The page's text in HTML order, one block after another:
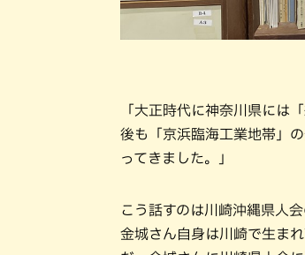
「大正時代に神奈川県には
後も「京浜臨海工業地帯」
ってきました。」
こう話すのは川崎沖縄県人
金城さん自身は川崎で生ま